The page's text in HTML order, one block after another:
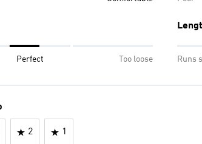
Perfect Too loose Runs
2 1